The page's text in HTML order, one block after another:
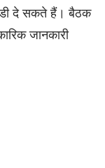
दे सकते हैं। बैठक
जानकारी